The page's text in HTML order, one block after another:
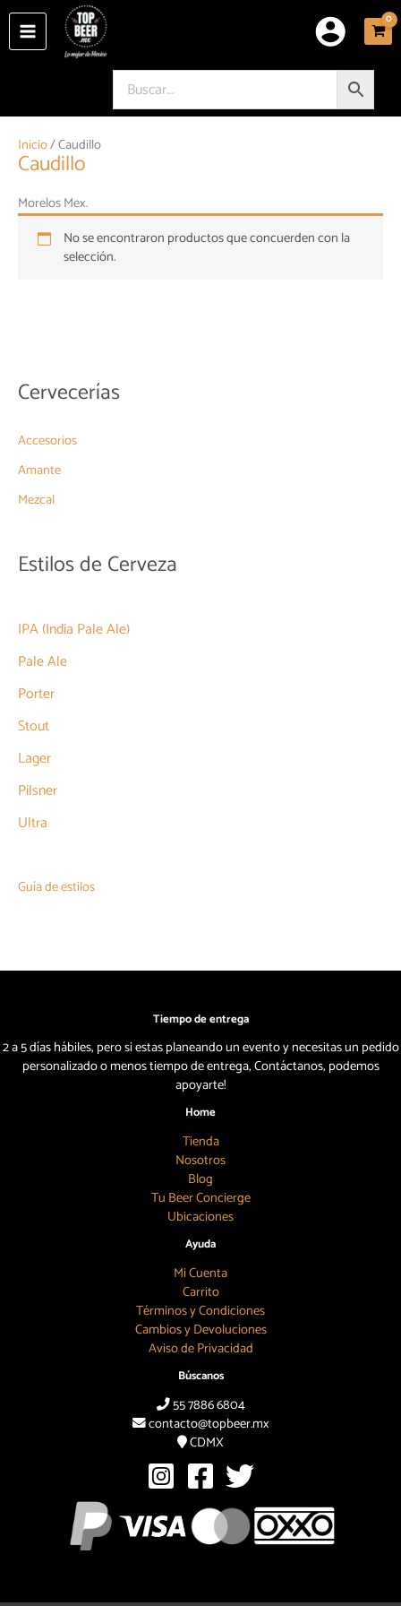
contenido
Cervecerías
Accesorios
Amante
Mezcal
Estilos de Cerveza
IPA (India Pale Ale)
Pale Ale
Porter
Stout
Lager
Pilsner
Ultra
Guía de estilos
Inicio/ Caudillo
Caudillo
Morelos Mex.
No se encontraron productos que concuerden con la
selección.
Tiempo de entrega
2 a 5 días hábiles, pero si estas planeando un evento y necesitas un pedido
personalizado o menos tiempo de entrega, Contáctanos, podemos
apoyarte!
Home
Tienda
Nosotros
Blog
Tu Beer Concierge
Ubicaciones
Ayuda
Mi Cuenta
Carrito
Términos y Condiciones
Cambios y Devoluciones
Aviso de Privacidad
Búscanos
55 7886 6804
contacto@topbeer.mx
CDMX